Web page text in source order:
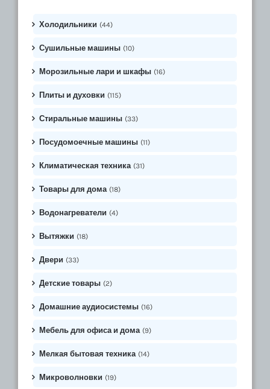
Холодильники (44)
Сушильные машины (10)
Морозильные лари и шкафы (16)
Плиты и духовки (115)
Стиральные машины (33)
Посудомоечные машины (11)
Климатическая техника (31)
Товары для дома (18)
Водонагреватели (4)
Вытяжки (18)
Двери (33)
Детские товары (2)
Домашние аудиосистемы (16)
Мебель для офиса и дома (9)
Мелкая бытовая техника (14)
Микроволновки (19)